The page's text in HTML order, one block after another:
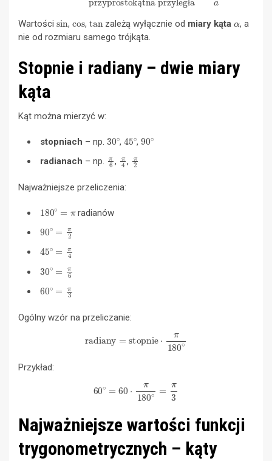
Wartości sin , , tan zależą wyłącznie od miary kąta
, a
nie od rozmiaru samego trójkąta.
Stopnie i radiany – dwie miary
kąta
Kąt można mierzyć w:
stopniach – np. 30∘,45∘
,90∘
radianach – np. π , π4, π2
Najważniejsze przeliczenia:
180∘
radianów
90∘
2
45∘
4
30∘
6
60∘ 3
Ogólny wzór na przeliczanie:
180∘
Przykład:
180 3
Najważniejsze wartości funkcji
trygonometrycznych – kąty